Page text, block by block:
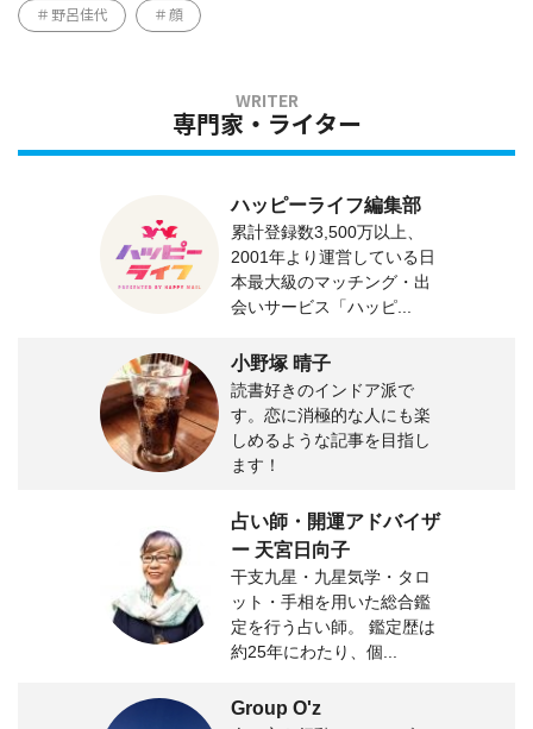
野呂佳代 顔
専門家・ライター
ハッピーライフ編集部
累計登録数3,500万以上、
2001年より運営している日
本最大級のマッチング・出
会いサービス「ハッピ...
小野塚 晴子
読書好きのインドア派で
す。恋に消極的な人にも楽
しめるような記事を目指し
ます！
占い師・開運アドバイザ
ー 天宮日向子
干支九星・九星気学・タロ
ット・手相を用いた総合鑑
定を行う占い師。 鑑定歴は
約25年にわたり、個...
Group O'z